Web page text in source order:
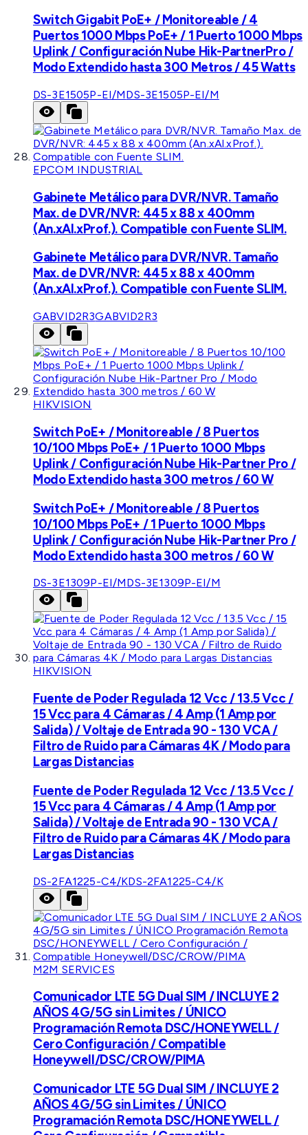
Switch Gigabit PoE+ / Monitoreable / 4
Puertos 1000 Mbps PoE+ / 1 Puerto 1000 Mbps
Uplink / Configuración Nube Hik-PartnerPro /
Modo Extendido hasta 300 Metros / 45 Watts
DS-3E1505P-EI/MDS-3E1505P-EI/M
EPCOM INDUSTRIAL
Gabinete Metálico para DVR/NVR. Tamaño
Max. de DVR/NVR: 445 x 88 x 400mm
(An.xAl.xProf.). Compatible con Fuente SLIM.
Gabinete Metálico para DVR/NVR. Tamaño
Max. de DVR/NVR: 445 x 88 x 400mm
(An.xAl.xProf.). Compatible con Fuente SLIM.
GABVID2R3GABVID2R3
HIKVISION
Switch PoE+ / Monitoreable / 8 Puertos
10/100 Mbps PoE+ / 1 Puerto 1000 Mbps
Uplink / Configuración Nube Hik-Partner Pro /
Modo Extendido hasta 300 metros / 60 W
Switch PoE+ / Monitoreable / 8 Puertos
10/100 Mbps PoE+ / 1 Puerto 1000 Mbps
Uplink / Configuración Nube Hik-Partner Pro /
Modo Extendido hasta 300 metros / 60 W
DS-3E1309P-EI/MDS-3E1309P-EI/M
HIKVISION
Fuente de Poder Regulada 12 Vcc / 13.5 Vcc /
15 Vcc para 4 Cámaras / 4 Amp (1 Amp por
Salida) / Voltaje de Entrada 90 - 130 VCA /
Filtro de Ruido para Cámaras 4K / Modo para
Largas Distancias
Fuente de Poder Regulada 12 Vcc / 13.5 Vcc /
15 Vcc para 4 Cámaras / 4 Amp (1 Amp por
Salida) / Voltaje de Entrada 90 - 130 VCA /
Filtro de Ruido para Cámaras 4K / Modo para
Largas Distancias
DS-2FA1225-C4/KDS-2FA1225-C4/K
M2M SERVICES
Comunicador LTE 5G Dual SIM / INCLUYE 2
AÑOS 4G/5G sin Limites / ÚNICO
Programación Remota DSC/HONEYWELL /
Cero Configuración / Compatible
Honeywell/DSC/CROW/PIMA
Comunicador LTE 5G Dual SIM / INCLUYE 2
AÑOS 4G/5G sin Limites / ÚNICO
Programación Remota DSC/HONEYWELL /